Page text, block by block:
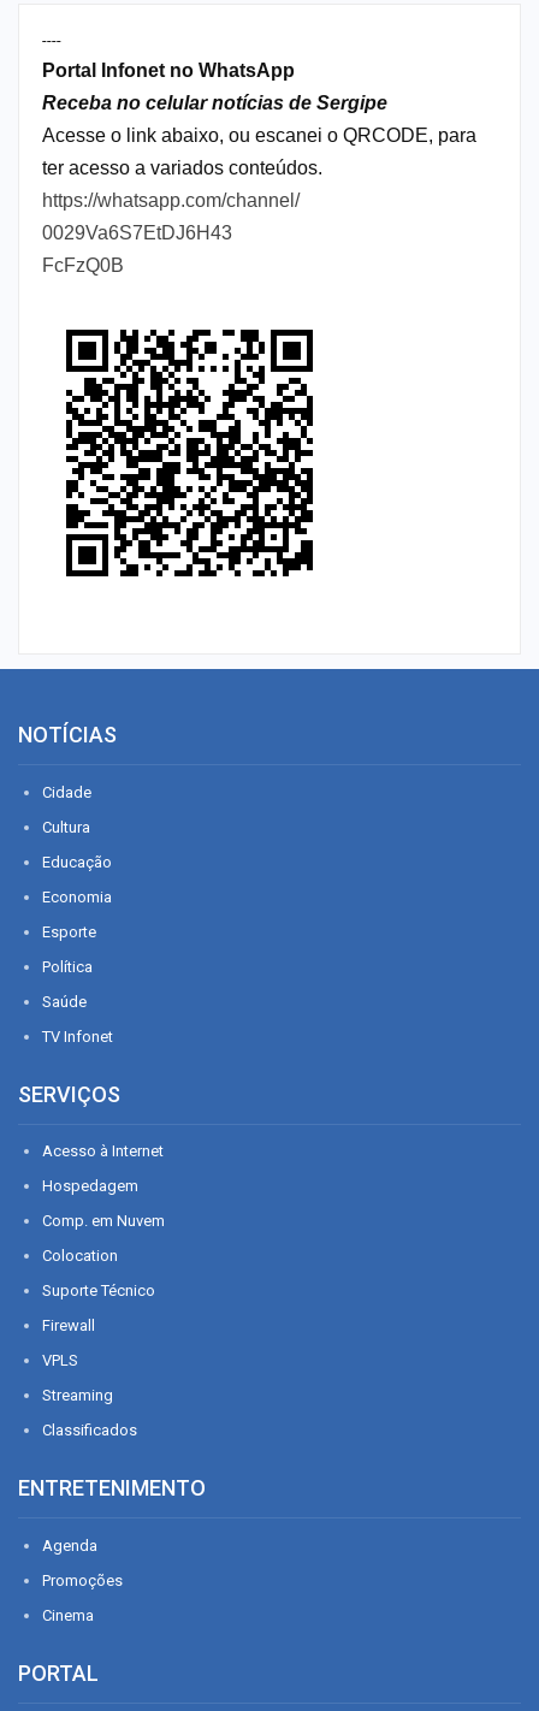
----
Portal Infonet no WhatsApp
Receba no celular notícias de Sergipe
Acesse o link abaixo, ou escanei o QRCODE, para
ter acesso a variados conteúdos.
https://whatsapp.com/channel/
0029Va6S7EtDJ6H43
FcFzQ0B
NOTÍCIAS
Cidade
Cultura
Educação
Economia
Esporte
Política
Saúde
TV Infonet
SERVIÇOS
Acesso à Internet
Hospedagem
Comp. em Nuvem
Colocation
Suporte Técnico
Firewall
VPLS
Streaming
Classificados
ENTRETENIMENTO
Agenda
Promoções
Cinema
PORTAL